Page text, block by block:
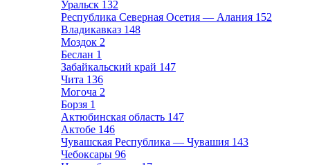
Уральск 132
Республика Северная Осетия — Алания 152
Владикавказ 148
Моздок 2
Беслан 1
Забайкальский край 147
Чита 136
Могоча 2
Борзя 1
Актюбинская область 147
Актобе 146
Чувашская Республика — Чувашия 143
Чебоксары 96